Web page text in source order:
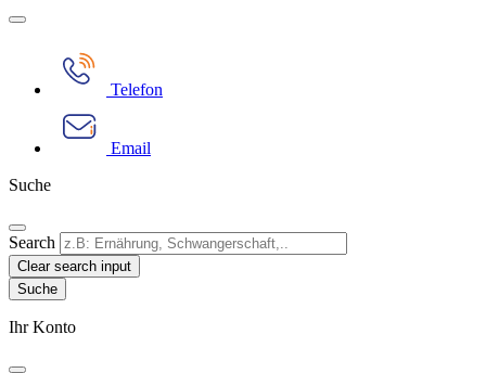
Telefon
Email
Suche
Search
Clear search input
Ihr Konto​